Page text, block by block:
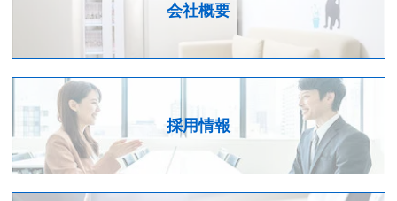
会社概要
採用情報